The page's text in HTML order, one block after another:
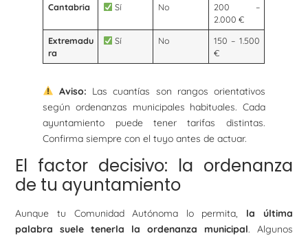
Cantabria
Sí No
200 –
2.000 €
Extremadu
ra
Sí No
150 – 1.500
€
Aviso: Las cuantías son rangos orientativos
según ordenanzas municipales habituales. Cada
ayuntamiento puede tener tarifas distintas.
Confirma siempre con el tuyo antes de actuar.
El factor decisivo: la ordenanza
de tu ayuntamiento
Aunque tu Comunidad Autónoma lo permita, la última
palabra suele tenerla la ordenanza municipal. Algunos